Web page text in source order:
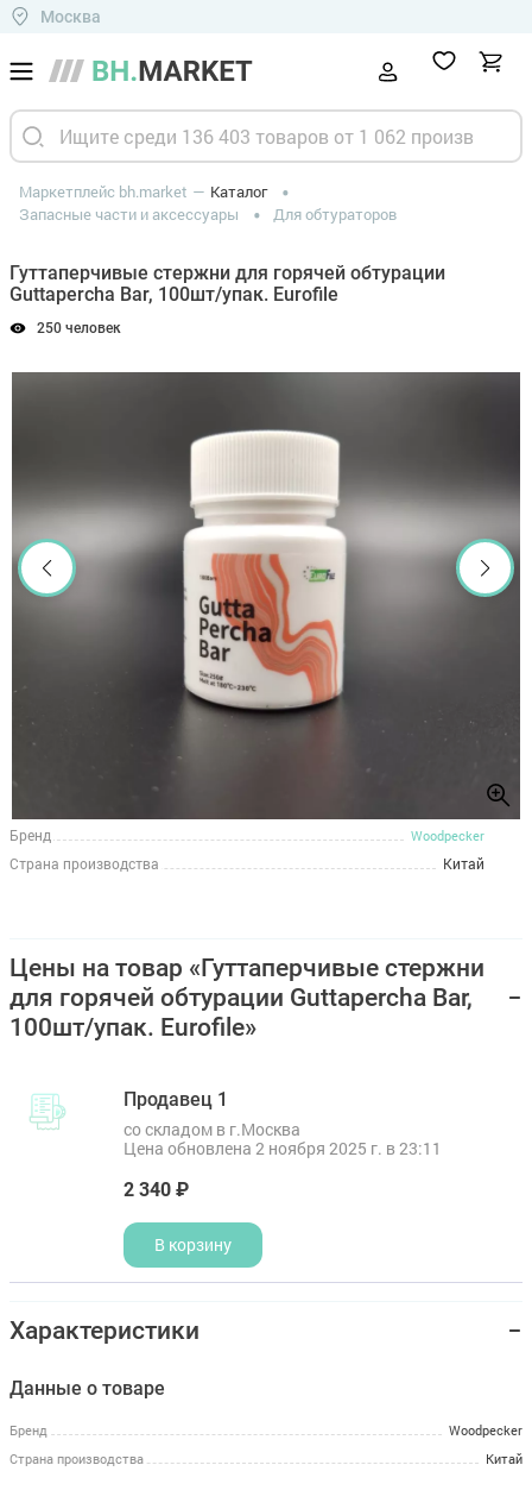
Москва
Маркетплейс bh.market
Каталог
Запасные части и аксессуары
Для обтураторов
Гуттаперчивые стержни для горячей обтурации
Guttapercha Bar, 100шт/упак. Eurofile
250 человек
Бренд Woodpecker
Страна производства Китай
Цены на товар «Гуттаперчивые стержни
для горячей обтурации Guttapercha Bar,
100шт/упак. Eurofile»
Продавец 1
со складом в г.Москва
Цена обновлена 2 ноября 2025 г. в 23:11
2 340 ₽
В корзину
Характеристики
Данные о товаре
Бренд
Woodpecker
Страна производства
Китай